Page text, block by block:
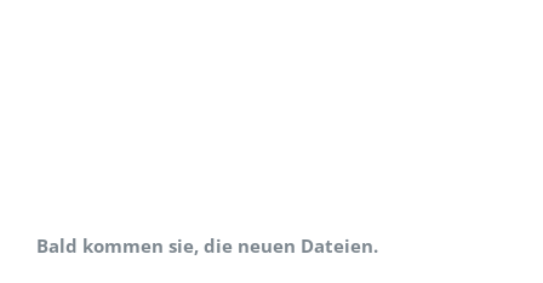
Bald kommen sie, die neuen Dateien.